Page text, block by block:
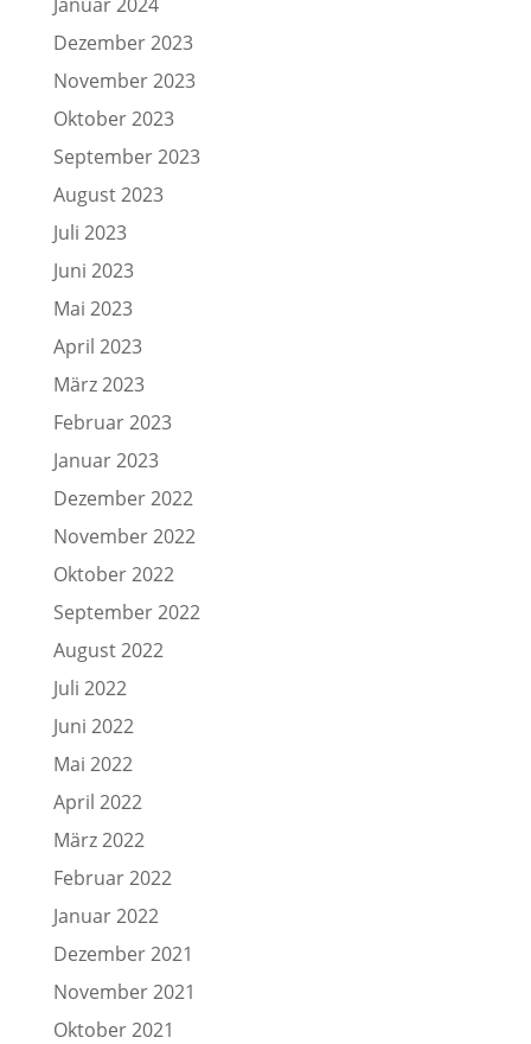
Dezember 2023
November 2023
Oktober 2023
September 2023
August 2023
Juli 2023
Juni 2023
Mai 2023
April 2023
März 2023
Februar 2023
Januar 2023
Dezember 2022
November 2022
Oktober 2022
September 2022
August 2022
Juli 2022
Juni 2022
Mai 2022
April 2022
März 2022
Februar 2022
Januar 2022
Dezember 2021
November 2021
Oktober 2021